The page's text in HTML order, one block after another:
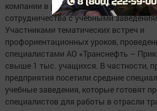
компании в регионах присутствия в
сотрудничества с учебными
Участниками тематических встреч и
профориентационных уроков,
специалистами АО «Транснефть –
свыше 1 тыс. учащихся. В частности,
предприятия посетили средние
учебные заведения, которые готовят
специалистов для работы в отрасли